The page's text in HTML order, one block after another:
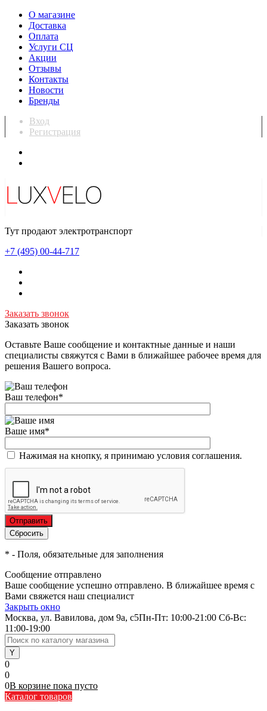
О магазине
Доставка
Оплата
Услуги СЦ
Акции
Отзывы
Контакты
Новости
Бренды
Вход
Регистрация
Тут продают электротранспорт
+7 (495) 00-44-717
Заказать звонок
Заказать звонок
Оставьте Ваше сообщение и контактные данные и наши
специалисты свяжутся с Вами в ближайшее рабочее время для
решения Вашего вопроса.
Ваш телефон*
Ваше имя*
Нажимая на кнопку, я принимаю условия соглашения.
* - Поля, обязательные для заполнения
Сообщение отправлено
Ваше сообщение успешно отправлено. В ближайшее время с
Вами свяжется наш специалист
Закрыть окно
Москва, ул. Вавилова, дом 9а, с5Пн-Пт: 10:00-21:00 Сб-Вс:
11:00-19:00
0
0
0В корзине пока пусто
Каталог товаров